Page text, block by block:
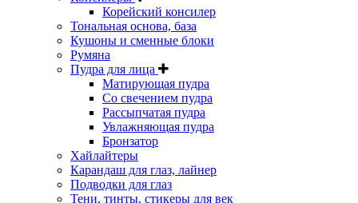
Корейский консилер
Тональная основа, база
Кушоны и сменные блоки
Румяна
Пудра для лица
Матирующая пудра
Со свечением пудра
Рассыпчатая пудра
Увлажняющая пудра
Бронзатор
Хайлайтеры
Карандаш для глаз, лайнер
Подводки для глаз
Тени, тинты, стикеры для век